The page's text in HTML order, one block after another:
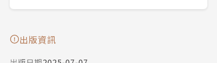
出版資訊